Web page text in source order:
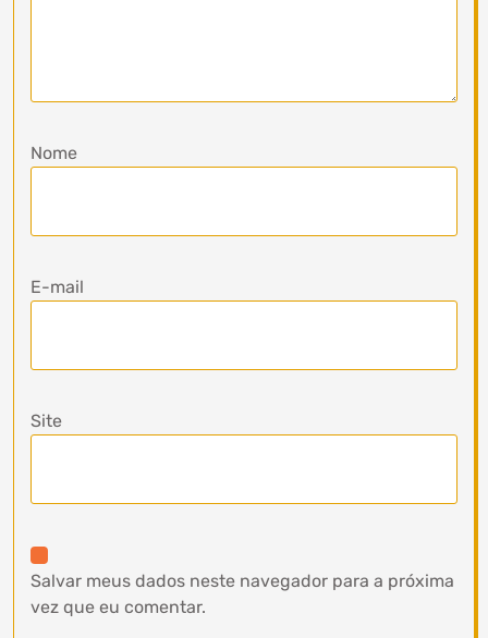
Nome
E-mail
Site
Salvar meus dados neste navegador para a próxima
vez que eu comentar.